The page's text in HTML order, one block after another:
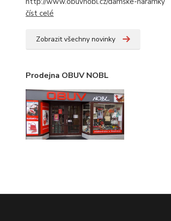
číst celé
Zobrazit všechny novinky
Prodejna OBUV NOBL